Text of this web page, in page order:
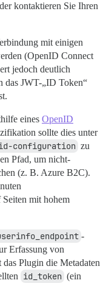
kontaktieren Sie Ihren
mit einigen
(OpenID Connect
jedoch deutlich
das JWT-„ID Token“
eines OpenID
sollte dies unter
configuration zu
Pfad, um nicht-
(z. B. Azure B2C).
mit hohem
-
Erfassung von
Plugin die Metadaten
id_token (ein